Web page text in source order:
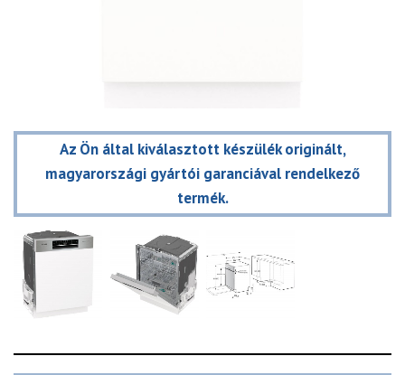
Az Ön által kiválasztott készülék originált,
magyarországi gyártói garanciával rendelkező
termék.